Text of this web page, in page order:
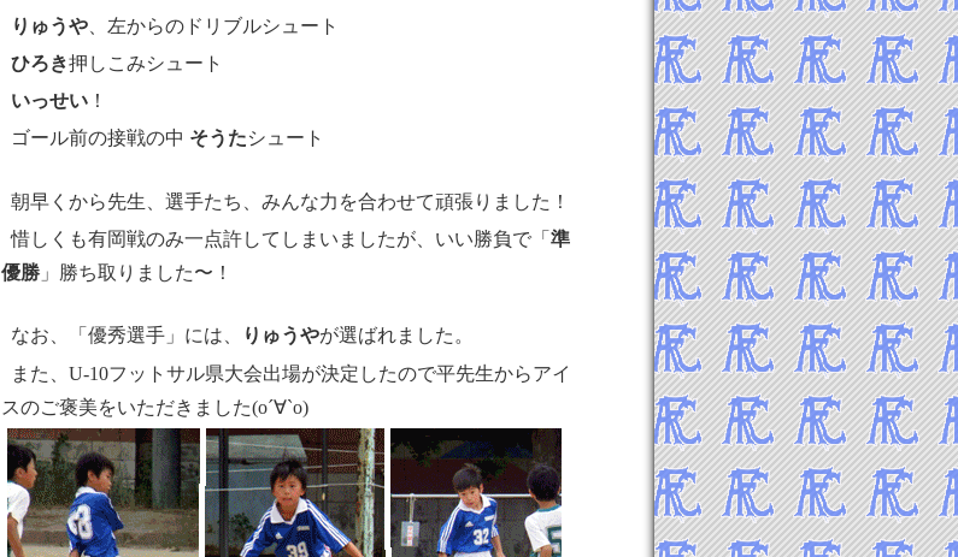
りゅうや 、左からのドリブルシュート
ひろき押しこみシュート
いっせい ！
ゴール前の接戦の中 そうたシュート
朝早くから先生、選手たち、みんな力を合わせて頑張りました！
惜しくも有岡戦のみ一点許してしまいましたが、いい勝負で「 準
優勝 」勝ち取りました〜！
なお、「優秀選手」には、 りゅうやが選ばれました。
また、U-10フットサル県大会出場が決定したので平先生からアイ
スのご褒美をいただきました(о´∀`о)